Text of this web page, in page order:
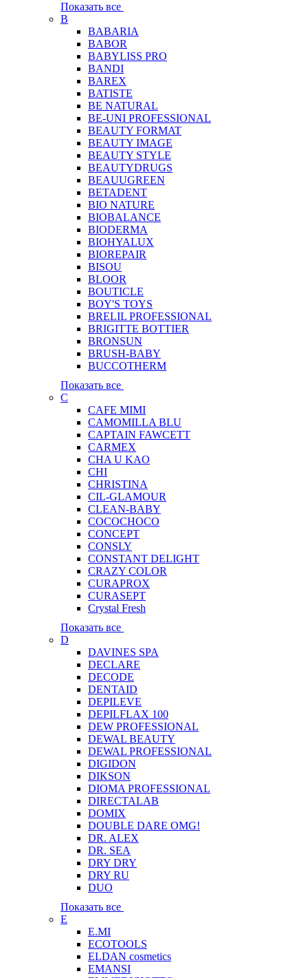
Показать все
B
BABARIA
BABOR
BABYLISS PRO
BANDI
BAREX
BATISTE
BE NATURAL
BE-UNI PROFESSIONAL
BEAUTY FORMAT
BEAUTY IMAGE
BEAUTY STYLE
BEAUTYDRUGS
BEAUUGREEN
BETADENT
BIO NATURE
BIOBALANCE
BIODERMA
BIOHYALUX
BIOREPAIR
BISOU
BLOOR
BOUTICLE
BOY'S TOYS
BRELIL PROFESSIONAL
BRIGITTE BOTTIER
BRONSUN
BRUSH-BABY
BUCCOTHERM
Показать все
C
CAFE MIMI
CAMOMILLA BLU
CAPTAIN FAWCETT
CARMEX
CHA U KAO
CHI
CHRISTINA
CIL-GLAMOUR
CLEAN-BABY
COCOCHOCO
CONCEPT
CONSLY
CONSTANT DELIGHT
CRAZY COLOR
CURAPROX
CURASEPT
Crystal Fresh
Показать все
D
DAVINES SPA
DECLARE
DECODE
DENTAID
DEPILEVE
DEPILFLAX 100
DEW PROFESSIONAL
DEWAL BEAUTY
DEWAL PROFESSIONAL
DIGIDON
DIKSON
DIOMA PROFESSIONAL
DIRECTALAB
DOMIX
DOUBLE DARE OMG!
DR. ALEX
DR. SEA
DRY DRY
DRY RU
DUO
Показать все
E
E.MI
ECOTOOLS
ELDAN cosmetics
EMANSI